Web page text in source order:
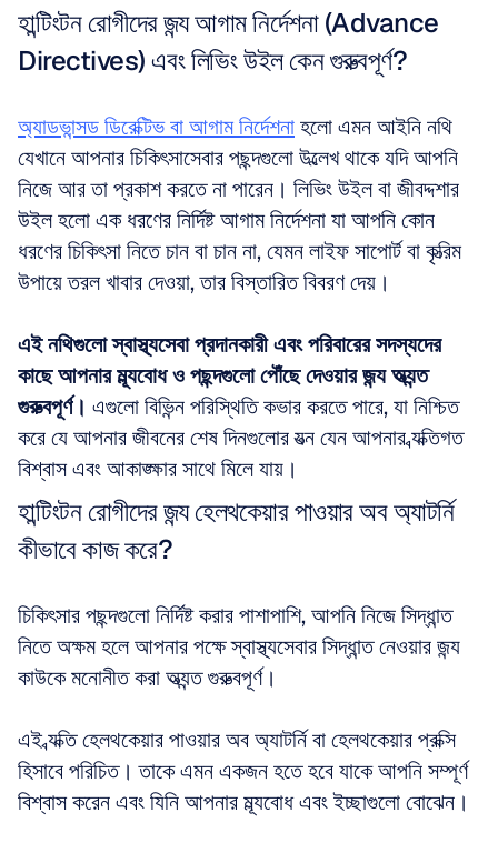
হান্টিংটন রোগীদের জন্য আগাম নির্দেশনা (Advance
Directives) এবং লিভিং উইল কেন গুরুত্বপূর্ণ?
অ্যাডভান্সড ডিরেক্টিভ বা আগাম নির্দেশনা হলো এমন আইনি নথি
যেখানে আপনার চিকিৎসাসেবার পছন্দগুলো উল্লেখ থাকে যদি আপনি
নিজে আর তা প্রকাশ করতে না পারেন। লিভিং উইল বা জীবদ্দশার
উইল হলো এক ধরণের নির্দিষ্ট আগাম নির্দেশনা যা আপনি কোন
ধরণের চিকিৎসা নিতে চান বা চান না, যেমন লাইফ সাপোর্ট বা কৃত্রিম
উপায়ে তরল খাবার দেওয়া, তার বিস্তারিত বিবরণ দেয়।
এই নথিগুলো স্বাস্থ্যসেবা প্রদানকারী এবং পরিবারের সদস্যদের
কাছে আপনার মূল্যবোধ ও পছন্দগুলো পৌঁছে দেওয়ার জন্য অত্যন্ত
গুরুত্বপূর্ণ। এগুলো বিভিন্ন পরিস্থিতি কভার করতে পারে, যা নিশ্চিত
করে যে আপনার জীবনের শেষ দিনগুলোর যত্ন যেন আপনার ব্যক্তিগত
বিশ্বাস এবং আকাঙ্ক্ষার সাথে মিলে যায়।
হান্টিংটন রোগীদের জন্য হেলথকেয়ার পাওয়ার অব অ্যাটর্নি
কীভাবে কাজ করে?
চিকিৎসার পছন্দগুলো নির্দিষ্ট করার পাশাপাশি, আপনি নিজে সিদ্ধান্ত
নিতে অক্ষম হলে আপনার পক্ষে স্বাস্থ্যসেবার সিদ্ধান্ত নেওয়ার জন্য
কাউকে মনোনীত করা অত্যন্ত গুরুত্বপূর্ণ।
এই ব্যক্তি হেলথকেয়ার পাওয়ার অব অ্যাটর্নি বা হেলথকেয়ার প্রক্সি
হিসাবে পরিচিত। তাকে এমন একজন হতে হবে যাকে আপনি সম্পূর্ণ
বিশ্বাস করেন এবং যিনি আপনার মূল্যবোধ এবং ইচ্ছাগুলো বোঝেন।